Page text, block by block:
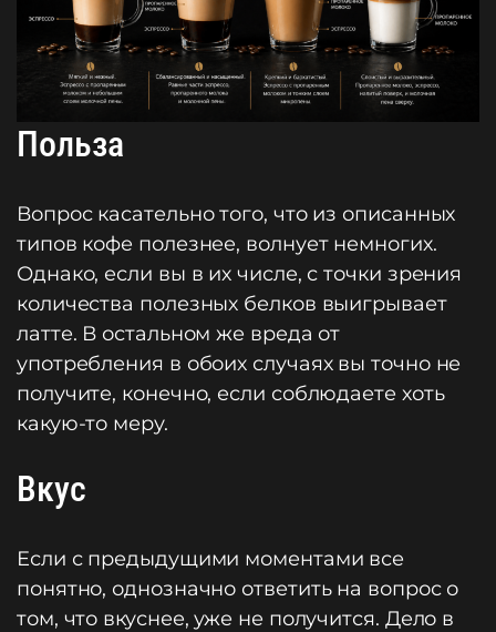
Польза
Вопрос касательно того, что из описанных
типов кофе полезнее, волнует немногих.
Однако, если вы в их числе, с точки зрения
количества полезных белков выигрывает
латте. В остальном же вреда от
употребления в обоих случаях вы точно не
получите, конечно, если соблюдаете хоть
какую-то меру.
Вкус
Если с предыдущими моментами все
понятно, однозначно ответить на вопрос о
том, что вкуснее, уже не получится. Дело в